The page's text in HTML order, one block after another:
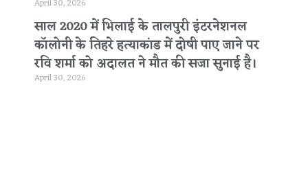
April 30, 2026
साल 2020 में भिलाई के तालपुरी इंटरनेशनल
कॉलोनी के तिहरे हत्याकांड में दोषी पाए जाने पर
रवि शर्मा को अदालत ने मौत की सजा सुनाई है।
April 30, 2026